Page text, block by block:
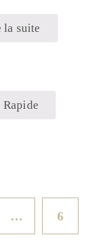
la suite
Rapide
… 6